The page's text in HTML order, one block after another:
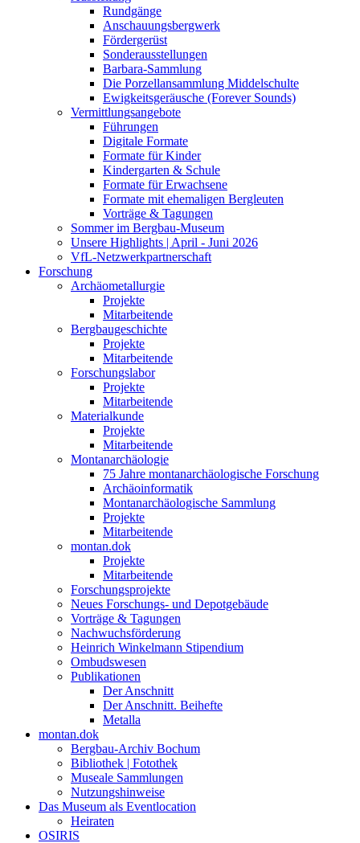
Rundgänge
Anschauungsbergwerk
Fördergerüst
Sonderausstellungen
Barbara-Sammlung
Die Porzellansammlung Middelschulte
Ewigkeitsgeräusche (Forever Sounds)
Vermittlungsangebote
Führungen
Digitale Formate
Formate für Kinder
Kindergarten & Schule
Formate für Erwachsene
Formate mit ehemaligen Bergleuten
Vorträge & Tagungen
Sommer im Bergbau-Museum
Unsere Highlights | April - Juni 2026
VfL-Netzwerkpartnerschaft
Forschung
Archäometallurgie
Projekte
Mitarbeitende
Bergbaugeschichte
Projekte
Mitarbeitende
Forschungslabor
Projekte
Mitarbeitende
Materialkunde
Projekte
Mitarbeitende
Montanarchäologie
75 Jahre montanarchäologische Forschung
Archäoinformatik
Montanarchäologische Sammlung
Projekte
Mitarbeitende
montan.dok
Projekte
Mitarbeitende
Forschungsprojekte
Neues Forschungs- und Depotgebäude
Vorträge & Tagungen
Nachwuchsförderung
Heinrich Winkelmann Stipendium
Ombudswesen
Publikationen
Der Anschnitt
Der Anschnitt. Beihefte
Metalla
montan.dok
Bergbau-Archiv Bochum
Bibliothek | Fotothek
Museale Sammlungen
Nutzungshinweise
Das Museum als Eventlocation
Heiraten
OSIRIS